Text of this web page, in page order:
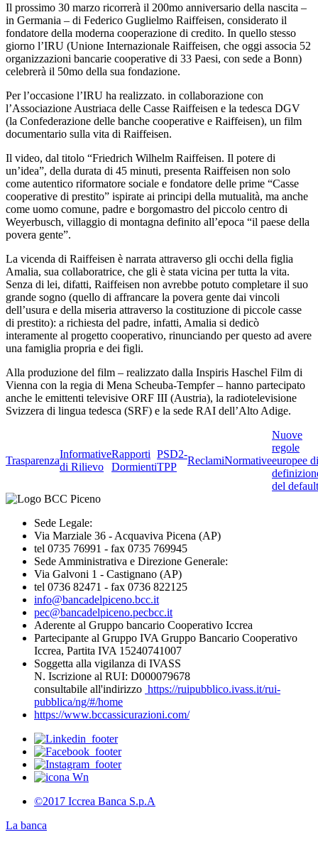
Il prossimo 30 marzo ricorrerà il 200mo anniversario della nascita –
in Germania – di Federico Guglielmo Raiffeisen, considerato il
fondatore della moderna cooperazione di credito. In quello stesso
giorno l’IRU (Unione Internazionale Raiffeisen, che oggi associa 52
organizzazioni bancarie cooperative di 33 Paesi, con sede a Bonn)
celebrerà il 50mo della sua fondazione.
Per l’occasione l’IRU ha realizzato. in collaborazione con
l’Associazione Austriaca delle Casse Raiffeisen e la tedesca DGV
(la Confederazione delle banche cooperative e Raiffeisen), un film
documentario sulla vita di Raiffeisen.
Il video, dal titolo “Friedrich Wilhelm Raiffeisen. Il potere di
un’idea”, della durata di 45 minuti, presenta Raiffeisen non solo
come autentico riformatore sociale e fondatore delle prime “Casse
cooperative di prestito” ispirate ai principi della mutualità, ma anche
come uomo comune, padre e borgomastro del piccolo centro di
Weyerbusch, villaggio di montagna definito all’epoca “il paese della
povera gente”.
La vicenda di Raiffeisen è narrata attraverso gli occhi della figlia
Amalia, sua collaboratrice, che gli è stata vicina per tutta la vita.
Senza di lei, difatti, Raiffeisen non avrebbe potuto completare il suo
grande sogno (quello di affrancare la povera gente dai vincoli
dell’usura e della miseria attraverso la costituzione di piccole casse
di prestito): a richiesta del padre, infatti, Amalia si dedicò
interamente al progetto cooperativo, rinunciando per questo ad avere
una famiglia propria e dei figli.
Alla produzione del film – realizzato dalla Inspiris Haschel Film di
Vienna con la regia di Mena Scheuba-Tempfer – hanno partecipato
anche le emittenti televisive ORF III (Austria), la radiotelevisione
Svizzera di lingua tedesca (SRF) e la sede RAI dell’Alto Adige.
Trasparenza
Informative
di Rilievo
Rapporti
Dormienti
PSD2-
TPP
ReclamiNormative
Nuove
regole
europee di
del default
Sede Legale:
Via Marziale 36 - Acquaviva Picena (AP)
tel 0735 76991 - fax 0735 769945
Sede Amministrativa e Direzione Generale:
Via Galvoni 1 - Castignano (AP)
tel 0736 82471 - fax 0736 822125
info@bancadelpiceno.bcc.it
pec@bancadelpiceno.pecbcc.it
Aderente al Gruppo bancario Cooperativo Iccrea
Partecipante al Gruppo IVA Gruppo Bancario Cooperativo
Iccrea, Partita IVA 15240741007
Soggetta alla vigilanza di IVASS
N. Iscrizione al RUI: D000079678
consultabile all'indirizzo https://ruipubblico.ivass.it/rui-
pubblica/ng/#/home
https://www.bccassicurazioni.com/
©2017 Iccrea Banca S.p.A
La banca